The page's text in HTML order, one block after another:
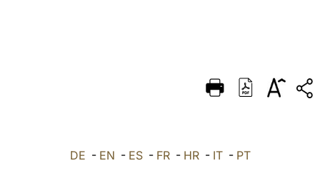
DEUTSCH
العربيّة DE - EN - ES- FR- HR- IT- PT